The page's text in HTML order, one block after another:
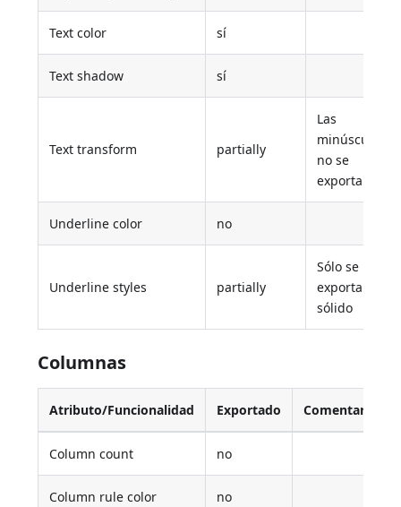
Text color sí
Text shadow sí
Text transform partially
Las
minúsculas
no se
exportan
Underline color no
Underline styles partially
Sólo se
exporta el
sólido
Columnas
Atributo/Funcionalidad Exportado Comentario
Column count no
Column rule color no